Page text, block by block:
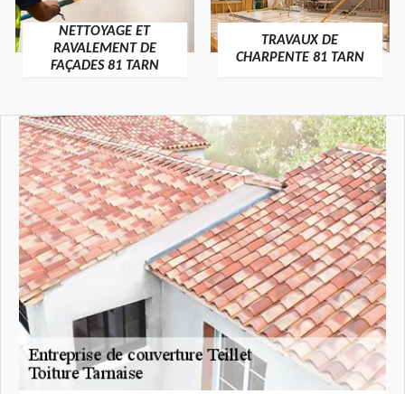
NETTOYAGE ET
RAVALEMENT DE
FAÇADES 81 TARN
TRAVAUX DE
CHARPENTE 81 TARN